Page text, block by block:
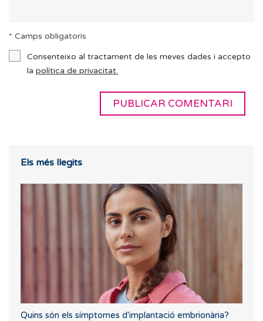
* Camps obligatoris
Consenteixo al tractament de les meves dades i accepto
la política de privacitat.
Els més llegits
Quins són els símptomes d'implantació embrionària?